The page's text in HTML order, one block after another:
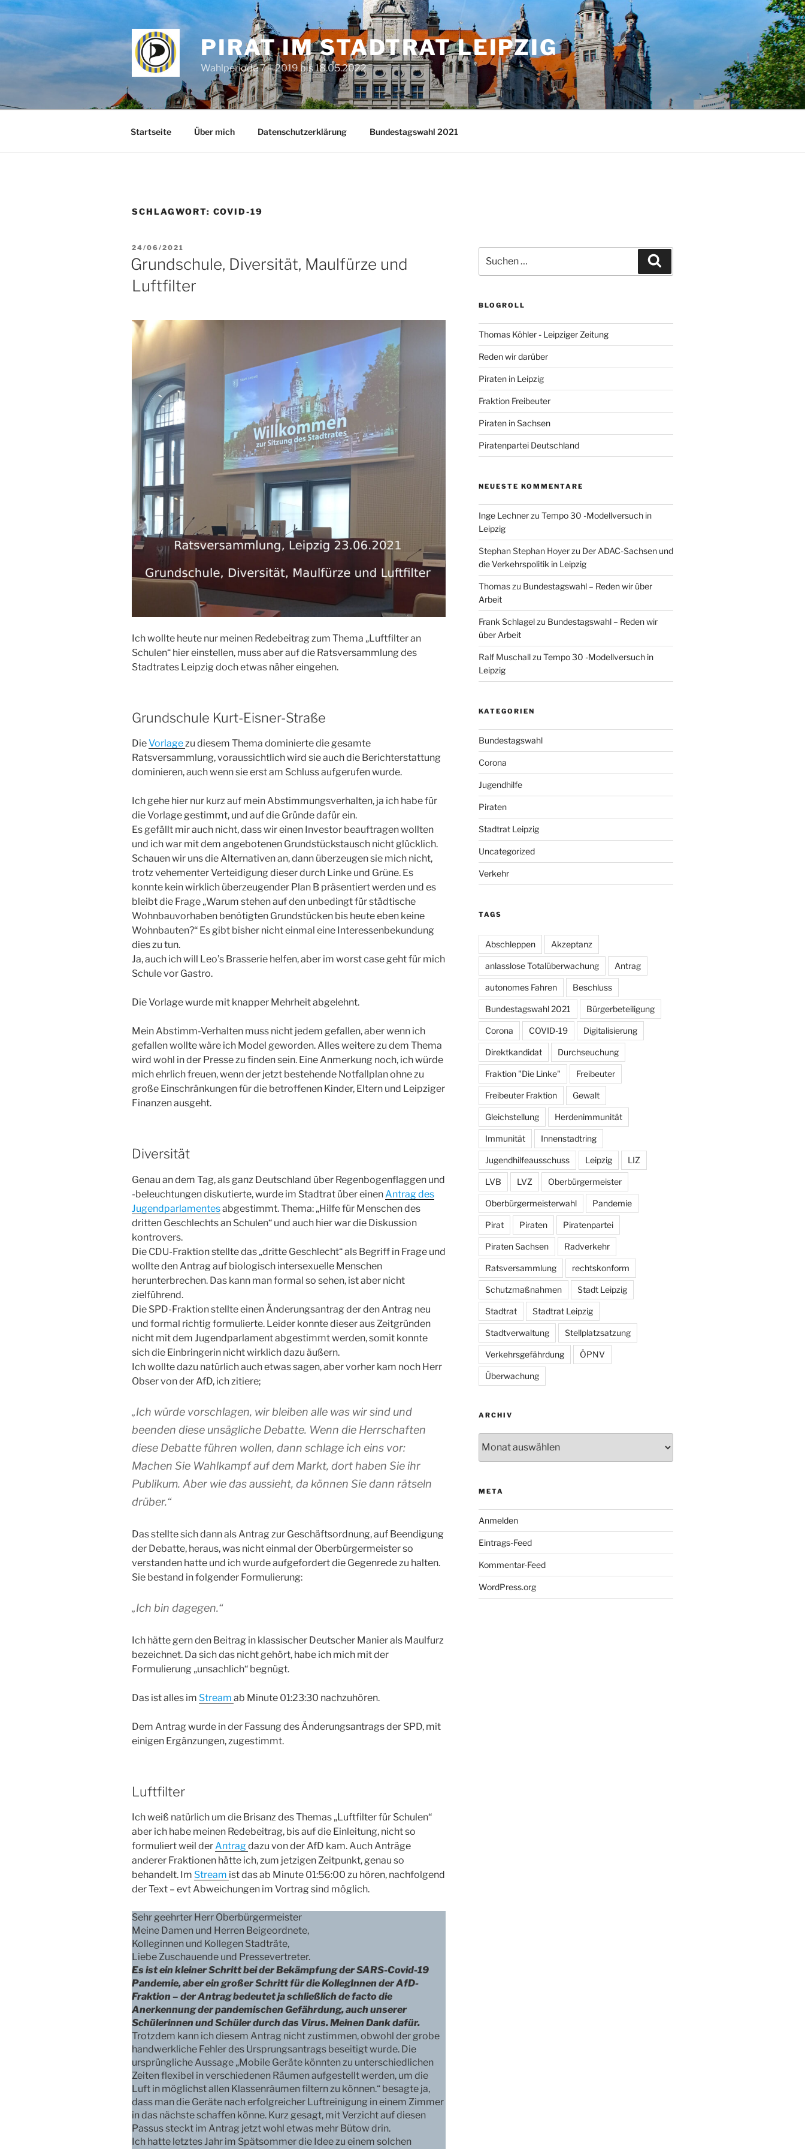
Zum
springen
PIRAT IM STADTRAT LEIPZIG
Wahlperiode 7 – 2019 bis 18.05.2022
Startseite Über mich Datenschutzerklärung Bundestagswahl 2021
SCHLAGWORT: COVID-19
VERÖFFENTLICHT
AM
24/06/2021
Grundschule, Diversität, Maulfürze und
Luftfilter
Ich wollte heute nur meinen Redebeitrag zum Thema „Luftfilter an
Schulen“ hier einstellen, muss aber auf die Ratsversammlung des
Stadtrates Leipzig doch etwas näher eingehen.
Grundschule Kurt-Eisner-Straße
DieVorlagezu diesem Thema dominierte die gesamte
Ratsversammlung, voraussichtlich wird sie auch die Berichterstattung
dominieren, auch wenn sie erst am Schluss aufgerufen wurde.
Ich gehe hier nur kurz auf mein Abstimmungsverhalten, ja ich habe für
die Vorlage gestimmt, und auf die Gründe dafür ein.
Es gefällt mir auch nicht, dass wir einen Investor beauftragen wollten
und ich war mit dem angebotenen Grundstückstausch nicht glücklich.
Schauen wir uns die Alternativen an, dann überzeugen sie mich nicht,
trotz vehementer Verteidigung dieser durch Linke und Grüne. Es
konnte kein wirklich überzeugender Plan B präsentiert werden und es
bleibt die Frage „Warum stehen auf den unbedingt für städtische
Wohnbauvorhaben benötigten Grundstücken bis heute eben keine
Wohnbauten?“ Es gibt bisher nicht einmal eine Interessenbekundung
dies zu tun.
Ja, auch ich will Leo’s Brasserie helfen, aber im worst case geht für mich
Schule vor Gastro.
Die Vorlage wurde mit knapper Mehrheit abgelehnt.
Mein Abstimm-Verhalten muss nicht jedem gefallen, aber wenn ich
gefallen wollte wäre ich Model geworden. Alles weitere zu dem Thema
wird wohl in der Presse zu finden sein. Eine Anmerkung noch, ich würde
mich ehrlich freuen, wenn der jetzt bestehende Notfallplan ohne zu
große Einschränkungen für die betroffenen Kinder, Eltern und Leipziger
Finanzen ausgeht.
Diversität
Genau an dem Tag, als ganz Deutschland über Regenbogenflaggen und
-beleuchtungen diskutierte, wurde im Stadtrat über einen Antrag des
Jugendparlamentesabgestimmt. Thema: „Hilfe für Menschen des
dritten Geschlechts an Schulen“ und auch hier war die Diskussion
kontrovers.
Die CDU-Fraktion stellte das „dritte Geschlecht“ als Begriff in Frage und
wollte den Antrag auf biologisch intersexuelle Menschen
herunterbrechen. Das kann man formal so sehen, ist aber nicht
zielführend.
Die SPD-Fraktion stellte einen Änderungsantrag der den Antrag neu
und formal richtig formulierte. Leider konnte dieser aus Zeitgründen
nicht mit dem Jugendparlament abgestimmt werden, somit konnte
sich die Einbringerin nicht wirklich dazu äußern.
Ich wollte dazu natürlich auch etwas sagen, aber vorher kam noch Herr
Obser von der AfD, ich zitiere;
„Ich würde vorschlagen, wir bleiben alle was wir sind und
beenden diese unsägliche Debatte. Wenn die Herrschaften
diese Debatte führen wollen, dann schlage ich eins vor:
Machen Sie Wahlkampf auf dem Markt, dort haben Sie ihr
Publikum. Aber wie das aussieht, da können Sie dann rätseln
drüber.“
Das stellte sich dann als Antrag zur Geschäftsordnung, auf Beendigung
der Debatte, heraus, was nicht einmal der Oberbürgermeister so
verstanden hatte und ich wurde aufgefordert die Gegenrede zu halten.
Sie bestand in folgender Formulierung:
„Ich bin dagegen.“
Ich hätte gern den Beitrag in klassischer Deutscher Manier als Maulfurz
bezeichnet. Da sich das nicht gehört, habe ich mich mit der
Formulierung „unsachlich“ begnügt.
Das ist alles im Stream ab Minute 01:23:30 nachzuhören.
Dem Antrag wurde in der Fassung des Änderungsantrags der SPD, mit
einigen Ergänzungen, zugestimmt.
Luftfilter
Ich weiß natürlich um die Brisanz des Themas „Luftfilter für Schulen“
aber ich habe meinen Redebeitrag, bis auf die Einleitung, nicht so
formuliert weil derAntragdazu von der AfD kam. Auch Anträge
anderer Fraktionen hätte ich, zum jetzigen Zeitpunkt, genau so
behandelt. Im Stream ist das ab Minute 01:56:00 zu hören, nachfolgend
der Text – evt Abweichungen im Vortrag sind möglich.
Sehr geehrter Herr Oberbürgermeister
Meine Damen und Herren Beigeordnete,
Kolleginnen und Kollegen Stadträte,
Liebe Zuschauende und Pressevertreter.
Es ist ein kleiner Schritt bei der Bekämpfung der SARS-Covid-19
Pandemie, aber ein großer Schritt für die KollegInnen der AfD-
Fraktion – der Antrag bedeutet ja schließlich de facto die
Anerkennung der pandemischen Gefährdung, auch unserer
Schülerinnen und Schüler durch das Virus. Meinen Dank dafür.
Trotzdem kann ich diesem Antrag nicht zustimmen, obwohl der grobe
handwerkliche Fehler des Ursprungsantrags beseitigt wurde. Die
ursprüngliche Aussage „Mobile Geräte könnten zu unterschiedlichen
Zeiten flexibel in verschiedenen Räumen aufgestellt werden, um die
Luft in möglichst allen Klassenräumen filtern zu können.“ besagte ja,
dass man die Geräte nach erfolgreicher Luftreinigung in einem Zimmer
in das nächste schaffen könne. Kurz gesagt, mit Verzicht auf diesen
Passus steckt im Antrag jetzt wohl etwas mehr Bütow drin.
Ich hatte letztes Jahr im Spätsommer die Idee zu einem solchen
nach:
BLOGROLL
Thomas Köhler - Leipziger Zeitung
Reden wir darüber
Piraten in Leipzig
Fraktion Freibeuter
Piraten in Sachsen
Piratenpartei Deutschland
NEUESTE KOMMENTARE
Inge Lechnerzu Tempo 30 -Modellversuch in
Leipzig
Stephan Stephan Hoyerzu Der ADAC-Sachsen und
die Verkehrspolitik in Leipzig
Thomaszu Bundestagswahl – Reden wir über
Arbeit
Frank Schlagelzu Bundestagswahl – Reden wir
über Arbeit
Ralf Muschallzu Tempo 30 -Modellversuch in
Leipzig
KATEGORIEN
Bundestagswahl
Corona
Jugendhilfe
Piraten
Stadtrat Leipzig
Uncategorized
Verkehr
TAGS
Abschleppen Akzeptanz
anlasslose Totalüberwachung Antrag
autonomes Fahren Beschluss
Bundestagswahl 2021 Bürgerbeteiligung
Corona COVID-19 Digitalisierung
Direktkandidat Durchseuchung
Fraktion "Die Linke" Freibeuter
Freibeuter Fraktion Gewalt
Gleichstellung Herdenimmunität
Immunität Innenstadtring
Jugendhilfeausschuss Leipzig LIZ
LVB LVZ Oberbürgermeister
Oberbürgermeisterwahl Pandemie
Pirat Piraten Piratenpartei
Piraten Sachsen Radverkehr
Ratsversammlung rechtskonform
Schutzmaßnahmen Stadt Leipzig
Stadtrat Stadtrat Leipzig
Stadtverwaltung Stellplatzsatzung
Verkehrsgefährdung ÖPNV
Überwachung
ARCHIV
META
Anmelden
Eintrags-Feed
Kommentar-Feed
WordPress.org